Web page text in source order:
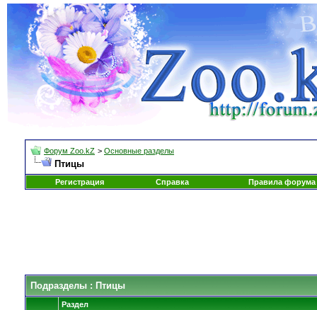
Форум Zoo.kZ > Основные разделы
Птицы
Регистрация Справка Правила форума
Подразделы : Птицы
Раздел